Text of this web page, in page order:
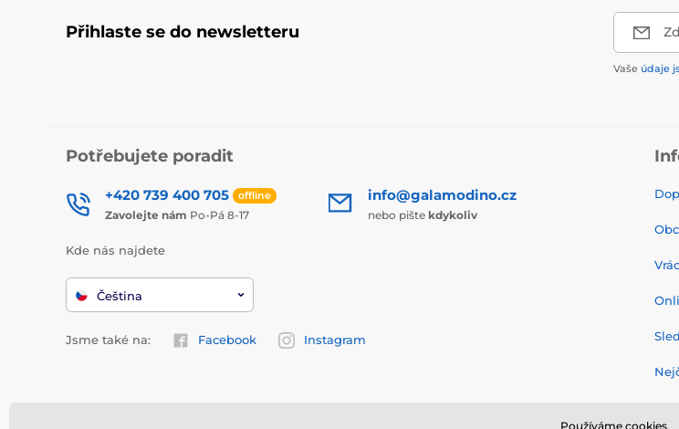
Přihlaste se do newsletteru
Vaše údaje
Potřebujete poradit
+420 739 400 705 offline
Zavolejte nám Po-Pá 8-17
info@galamodino.cz
nebo pište kdykoliv
Kde nás najdete
Čeština
Jsme také na: Facebook Instagram
Používáme cookies